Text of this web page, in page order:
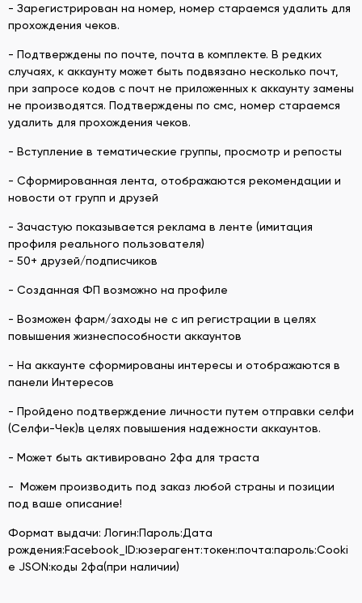
- Зарегистрирован на номер, номер стараемся удалить для
прохождения чеков.
- Подтверждены по почте, почта в комплекте. В редких
случаях, к аккаунту может быть подвязано несколько почт,
при запросе кодов с почт не приложенных к аккаунту замены
не производятся. Подтверждены по смс, номер стараемся
удалить для прохождения чеков.
- Вступление в тематические группы, просмотр и репосты
- Сформированная лента, отображаются рекомендации и
новости от групп и друзей
- Зачастую показывается реклама в ленте (имитация
профиля реального пользователя)
- 50+ друзей/подписчиков
- Созданная ФП возможно на профиле
- Возможен фарм/заходы не с ип регистрации в целях
повышения жизнеспособности аккаунтов
- На аккаунте сформированы интересы и отображаются в
панели Интересов
- Пройдено подтверждение личности путем отправки селфи
(Селфи-Чек)в целях повышения надежности аккаунтов.
- Может быть активировано 2фа для траста
- Можем производить под заказ любой страны и позиции
под ваше описание!
Формат выдачи: Логин:Пароль:Дата
рождения:Facebook_ID:юзерагент:токен:почта:пароль:Cooki
e JSON:коды 2фа(при наличии)